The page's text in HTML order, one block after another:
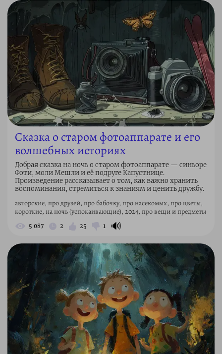
Сказка о старом фотоаппарате и его
волшебных историях
Добрая сказка на ночь о старом фотоаппарате — синьоре
Фоти, моли Мешли и её подруге Капустнице.
Произведение рассказывает о том, как важно хранить
воспоминания, стремиться к знаниям и ценить дружбу.
авторские, про друзей, про бабочку, про насекомых, про цветы,
короткие, на ночь (успокаивающие), 2024, про вещи и предметы
5 087 2 25 1 🔊